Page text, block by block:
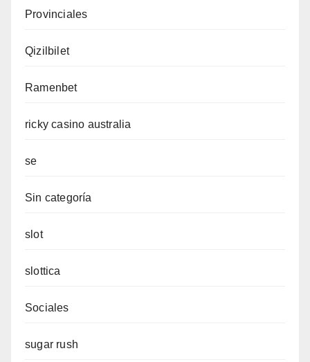
Provinciales
Qizilbilet
Ramenbet
ricky casino australia
se
Sin categoría
slot
slottica
Sociales
sugar rush